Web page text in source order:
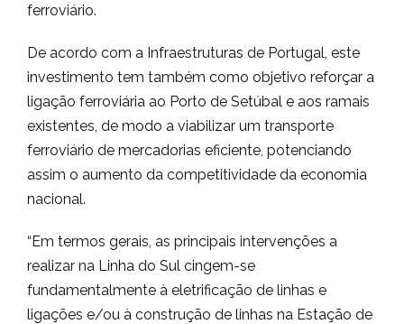
ferroviário.
De acordo com a Infraestruturas de Portugal, este
investimento tem também como objetivo reforçar a
ligação ferroviária ao Porto de Setúbal e aos ramais
existentes, de modo a viabilizar um transporte
ferroviário de mercadorias eficiente, potenciando
assim o aumento da competitividade da economia
nacional.
“Em termos gerais, as principais intervenções a
realizar na Linha do Sul cingem-se
fundamentalmente à eletrificação de linhas e
ligações e/ou à construção de linhas na Estação de